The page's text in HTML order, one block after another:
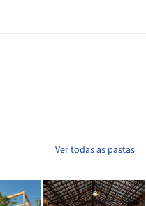
Ver todas as pastas